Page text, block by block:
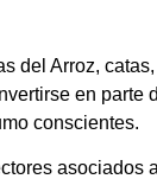
del Arroz,
en parte
conscientes.
asociados